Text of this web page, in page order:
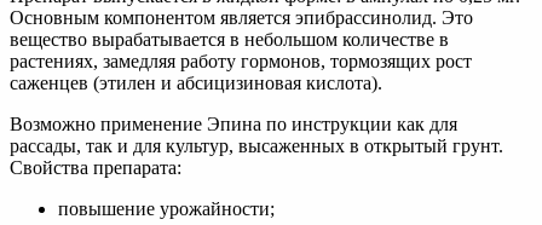
Основным компонентом является эпибрассинолид. Это
вещество вырабатывается в небольшом количестве в
растениях, замедляя работу гормонов, тормозящих рост
саженцев (этилен и абсицизиновая кислота).
Возможно применение Эпина по инструкции как для
рассады, так и для культур, высаженных в открытый грунт.
Свойства препарата:
повышение урожайности;